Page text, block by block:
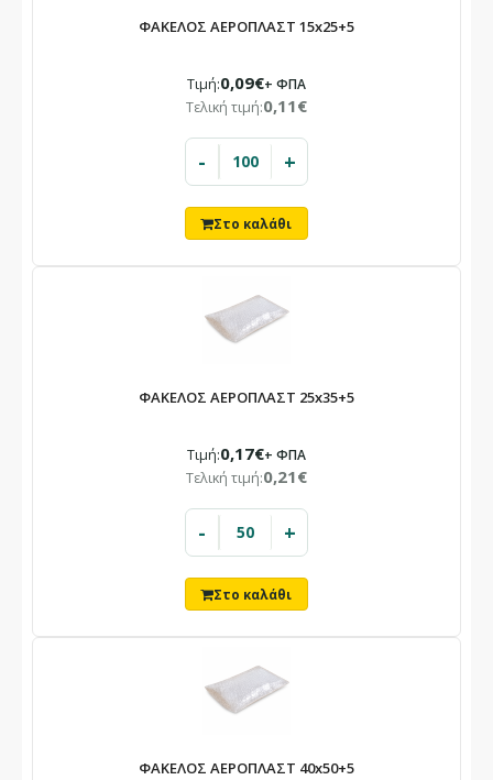
ΦΑΚΕΛΟΣ ΑΕΡΟΠΛΑΣΤ 15x25+5
Τιμή:0,09€+ ΦΠΑ
Τελική τιμή:0,11€
- +
ΦΑΚΕΛΟΣ ΑΕΡΟΠΛΑΣΤ 25x35+5
Τιμή:0,17€+ ΦΠΑ
Τελική τιμή:0,21€
- +
ΦΑΚΕΛΟΣ ΑΕΡΟΠΛΑΣΤ 40x50+5